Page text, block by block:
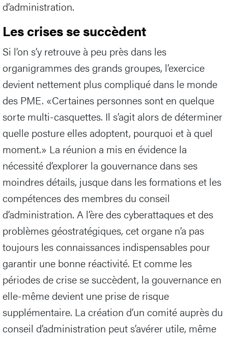
particulier sur le binôme formé par la direction
générale et la présidence du conseil
d’administration.
Les crises se succèdent
Si l’on s’y retrouve à peu près dans les
organigrammes des grands groupes, l’exercice
devient nettement plus compliqué dans le monde
des PME. «Certaines personnes sont en quelque
sorte multi-casquettes. Il s’agit alors de déterminer
quelle posture elles adoptent, pourquoi et à quel
moment.» La réunion a mis en évidence la
nécessité d’explorer la gouvernance dans ses
moindres détails, jusque dans les formations et les
compétences des membres du conseil
d’administration. A l’ère des cyberattaques et des
problèmes géostratégiques, cet organe n’a pas
toujours les connaissances indispensables pour
garantir une bonne réactivité. Et comme les
périodes de crise se succèdent, la gouvernance en
elle-même devient une prise de risque